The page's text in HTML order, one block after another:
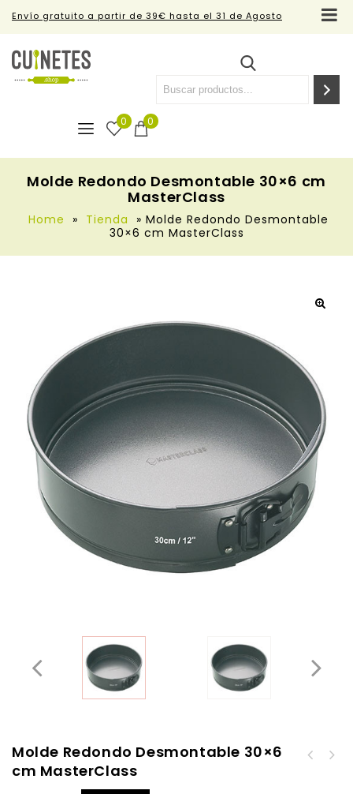
Envío gratuito a partir de 39€ hasta el 31 de Agosto
0
0
Molde Redondo Desmontable 30×6 cm
MasterClass
Home » Tienda » Molde Redondo Desmontable
30×6 cm MasterClass
Molde Redondo Desmontable 30×6
cm MasterClass